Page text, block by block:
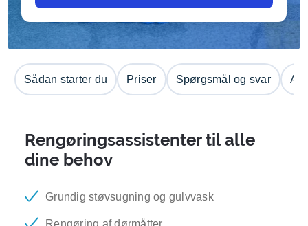
Sådan starter du Priser Spørgsmål og svar
Rengøringsassistenter til alle
dine behov
Grundig støvsugning og gulvvask
Rengøring af dørmåtter